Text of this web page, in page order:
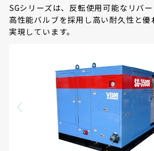
SGシリーズは、反転使用可能なリバ
高性能バルブを採用し高い耐久性と優
実現しています。